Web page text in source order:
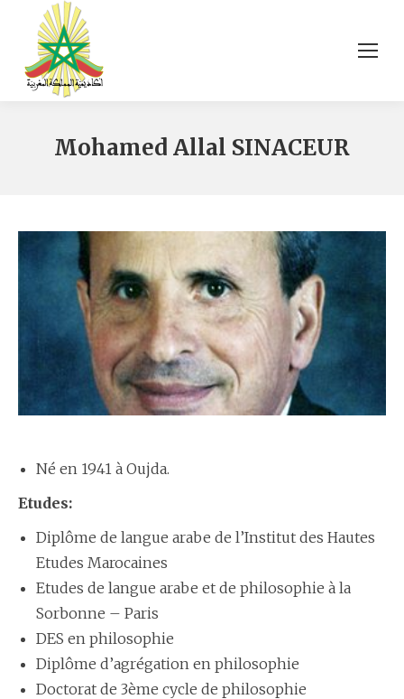
Mohamed Allal SINACEUR
Né en 1941 à Oujda.
Etudes:
Diplôme de langue arabe de l’Institut des Hautes
Etudes Marocaines
Etudes de langue arabe et de philosophie à la
Sorbonne – Paris
DES en philosophie
Diplôme d’agrégation en philosophie
Doctorat de 3ème cycle de philosophie